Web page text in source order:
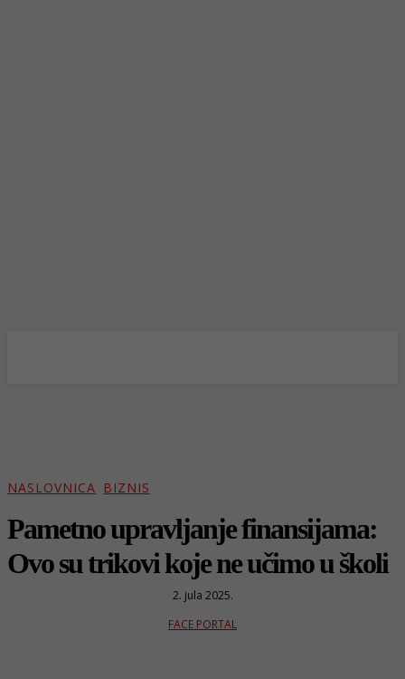
NASLOVNICA BIZNIS
Pametno upravljanje finansijama:
Ovo su trikovi koje ne učimo u školi
2. jula 2025.
FACE PORTAL